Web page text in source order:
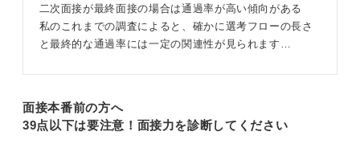
二次面接が最終面接の場合は通過率が高い傾向がある
私のこれまでの調査によると、確かに選考フローの長さ
と最終的な通過率には一定の関連性が見られます…
面接本番前の方へ
39点以下は要注意！面接力を診断してください